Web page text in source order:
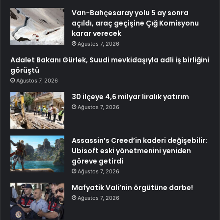
Van-Bahçesaray yolu 5 ay sonra
açıldı, araç geçişine Çığ Komisyonu
karar verecek
Ağustos 7, 2026
Adalet Bakanı Gürlek, Suudi mevkidaşıyla adli iş birliğini
görüştü
Ağustos 7, 2026
30 ilçeye 4,6 milyar liralık yatırım
Ağustos 7, 2026
Assassin’s Creed’in kaderi değişebilir:
Ubisoft eski yönetmenini yeniden
göreve getirdi
Ağustos 7, 2026
Mafyatik Vali’nin örgütüne darbe!
Ağustos 7, 2026